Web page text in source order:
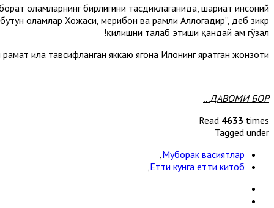
оламларнинг бирлигини тасдиқлаганида, шариат инсоний
оламлар Хожаси, меҳрибон ва раҳмли Аллоҳгадир”, деб зикр
қилишни талаб этиши қандай ҳам гўзал!
ила тавсифланган яккаю ягона Илоҳнинг яратган жонзоти.
ДАВОМИ БОР...
Read 4633 times
Tagged under
Муборак васиятлар
Етти кунга етти китоб